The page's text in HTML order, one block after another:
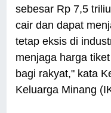
sebesar Rp 7,5
cair dan dapat
tetap eksis di
menjaga harga
bagi rakyat," kata
Keluarga Minang